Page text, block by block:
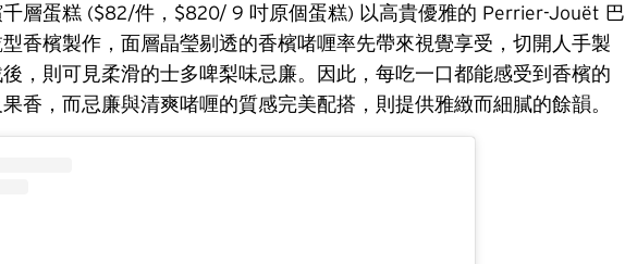
層蛋糕 ($82/件，$820/ 9 吋原個蛋糕) 以高貴優雅的 Perrier-Jouët 巴
香檳製作，面層晶瑩剔透的香檳啫喱率先帶來視覺享受，切開人手製
，則可見柔滑的士多啤梨味忌廉。因此，每吃一口都能感受到香檳的
香，而忌廉與清爽啫喱的質感完美配搭，則提供雅緻而細膩的餘韻。